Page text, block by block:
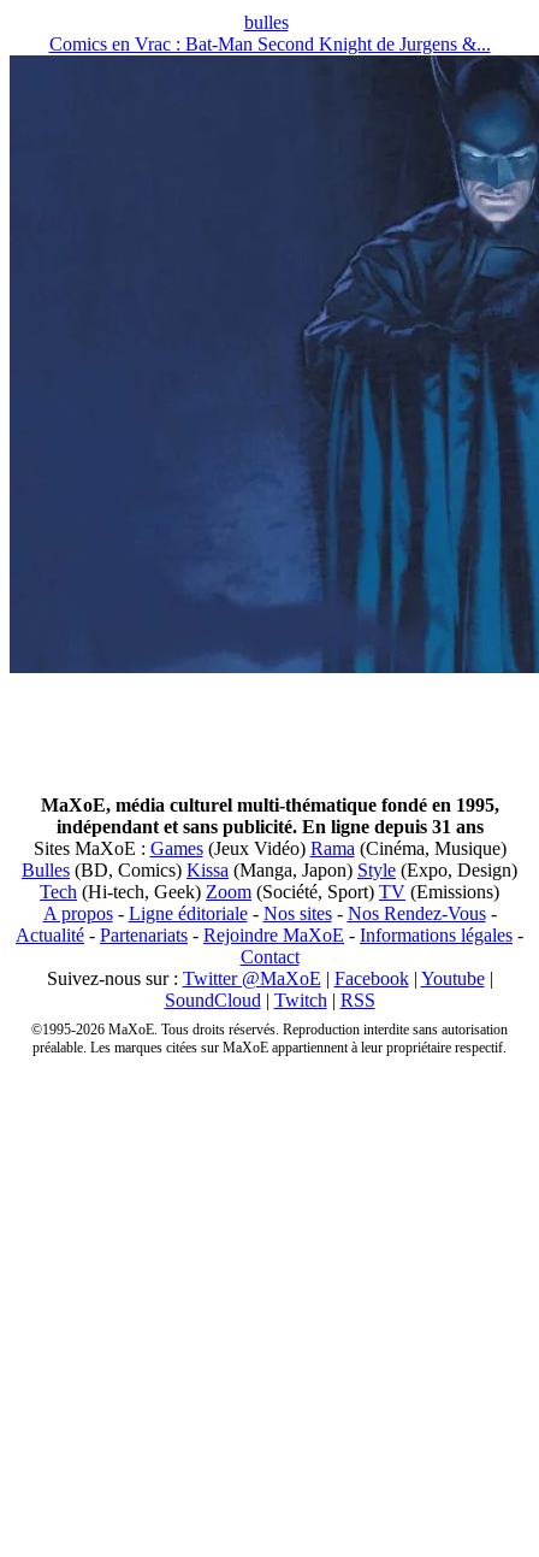
bulles
Comics en Vrac : Bat-Man Second Knight de Jurgens &...
MaXoE, média culturel multi-thématique fondé en 1995,
indépendant et sans publicité. En ligne depuis 31 ans
Sites MaXoE : Games(Jeux Vidéo) Rama (Cinéma, Musique)
Bulles (BD, Comics) Kissa (Manga, Japon) Style (Expo, Design)
Tech (Hi-tech, Geek) Zoom (Société, Sport) TV (Emissions)
A propos- Ligne éditoriale- Nos sites- Nos Rendez-Vous-
Actualité - Partenariats - Rejoindre MaXoE - Informations légales -
Contact
Suivez-nous sur : Twitter @MaXoE | Facebook| Youtube|
SoundCloud | Twitch | RSS
©1995-2026 MaXoE. Tous droits réservés. Reproduction interdite sans autorisation
préalable. Les marques citées sur MaXoE appartiennent à leur propriétaire respectif.